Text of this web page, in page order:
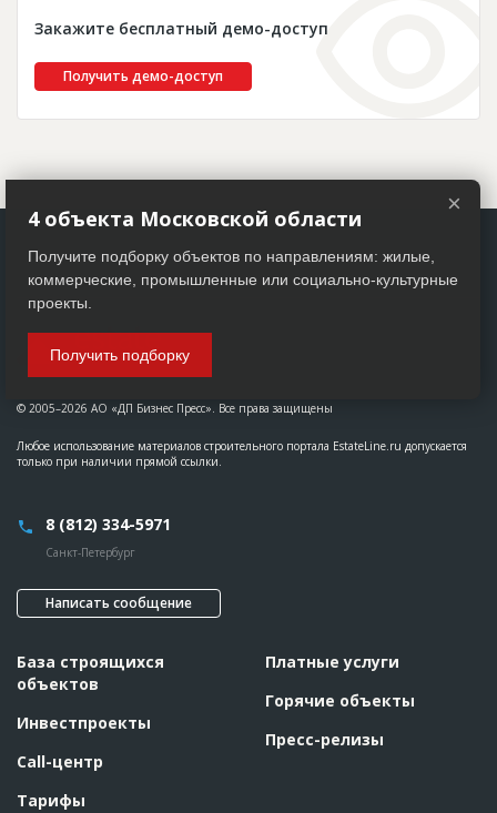
Закажите бесплатный демо-доступ
Получить демо-доступ
© 2005–2026 АО «ДП Бизнес Пресс». Все права защищены
Любое использование материалов строительного портала EstateLine.ru допускается
только при наличии прямой ссылки.
8 (812) 334-5971
Санкт-Петербург
Написать сообщение
База строящихся
объектов
Инвестпроекты
Call-центр
Тарифы
Платные услуги
Горячие объекты
Пресс-релизы
×
4 объекта Московской области
Получите подборку объектов по направлениям: жилые,
коммерческие, промышленные или социально-культурные
проекты.
Получить подборку